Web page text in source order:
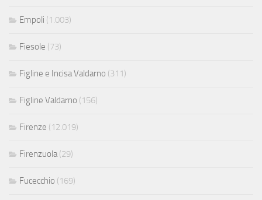
Empoli (1.003)
Fiesole (73)
Figline e Incisa Valdarno (311)
Figline Valdarno (156)
Firenze (12.019)
Firenzuola(29)
Fucecchio (169)